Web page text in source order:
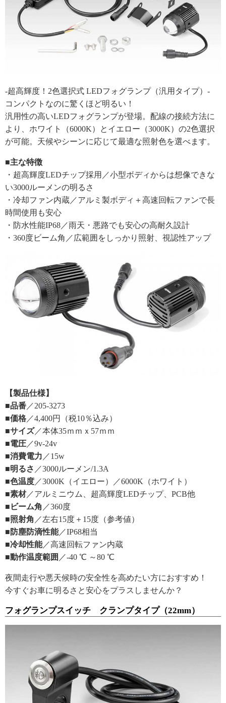
-超高輝度！2色選択式 LEDフォグランプ（汎用タイプ）-
コンパクトなのに驚くほど明るい！
汎用性の高いLEDフォグランプが登場。配線の接続方法に
より、ホワイト（6000K）とイエロー（3000K）の2色選択
が可能。天候やシーンに応じて最適な照射色を選べます。
■主な特徴
・超高輝度LEDチップ採用／小型ボディからは想像できな
い3000ルーメンの明るさ
・冷却ファン内蔵／アルミ製ボディ＋高速回転ファンで長
時間使用も安心
・防水性能IP68／雨天・悪路でも安心の高耐久設計
・360度ビーム角／広範囲をしっかり照射、視認性アップ
【製品仕様】
■品番 ／205-3273
■価格 ／4,400円（税10％込み）
■サイズ／本体35ｍｍｘ57ｍｍ
■電圧 ／9v-24v
■消費電力 ／15w
■明るさ ／3000ルーメン/1.3A
■色温度 ／3000K（イエロー）／6000K（ホワイト）
■素材／アルミニウム、超高輝度LEDチップ、PCB他
■ビーム角 ／360度
■照射角 ／左右15度＋15度（参考値）
■防塵防滴性能／IP68相当
■冷却性能／高速回転ファン内蔵
■動作温度範囲 ／-40 ℃ ～80 ℃
夜間走行や悪天候時の安全性を高めたい方におすすめ！
今すぐお車に明るさと安心をプラスしませんか？
フォグランプスイッチ クランプタイプ（22mm）